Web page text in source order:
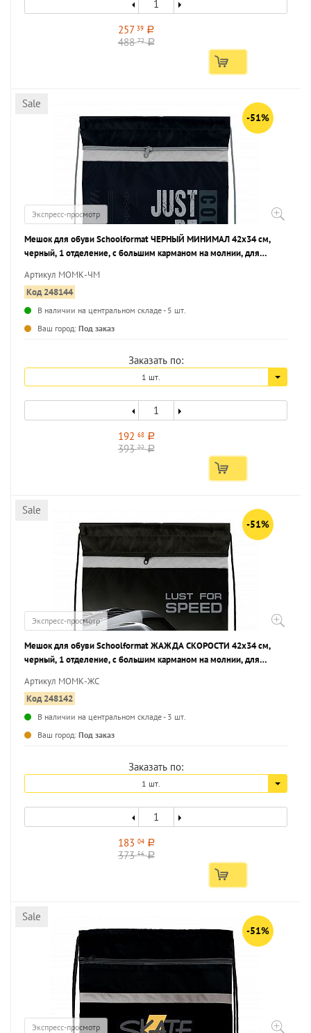
25739 a
48872 a
Sale
-51%
Экспресс-просмотр
Мешок для обуви Schoolformat ЧЕРНЫЙ МИНИМАЛ 42х34 см,
черный, 1 отделение, с большим карманом на молнии, для
Артикул МОМК-ЧМ
Код 248144
В наличии на центральном складе - 5 шт.
Ваш город: Под заказ
Заказать по:
1 шт.
192 68 a
39322 a
Sale
-51%
Экспресс-просмотр
Мешок для обуви Schoolformat ЖАЖДА СКОРОСТИ 42х34 см,
черный, 1 отделение, с большим карманом на молнии, для
Артикул МОМК-ЖС
Код 248142
В наличии на центральном складе - 3 шт.
Ваш город: Под заказ
Заказать по:
1 шт.
183 04 a
37356 a
Sale
-51%
Экспресс-просмотр